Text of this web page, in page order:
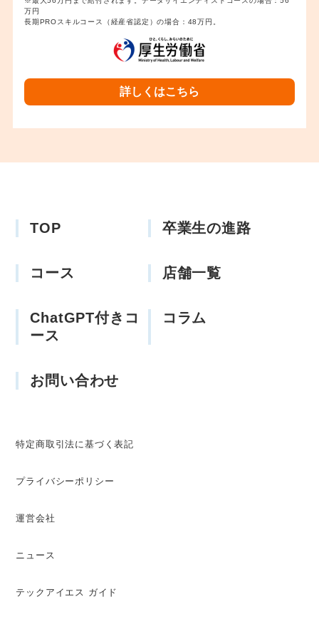
万円
長期PROスキルコース（経産省認定）の場合：48万円。
詳しくはこちら
TOP 卒業生の進路
コース 店舗一覧
ChatGPT付きコ
ース
コラム
お問い合わせ
特定商取引法に基づく表記
プライバシーポリシー
運営会社
ニュース
テックアイエス ガイド